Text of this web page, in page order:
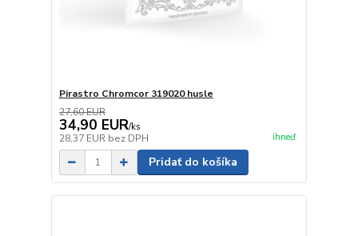
Pirastro Chromcor 319020 husle
27,60 EUR
34,90 EUR/ks
28,37 EUR bez DPH ihneď
Pridať do košíka